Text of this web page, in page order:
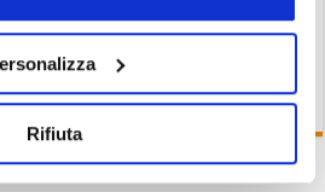
Rifiuta
è preoccupato per il
rischio di forte centralizzazione